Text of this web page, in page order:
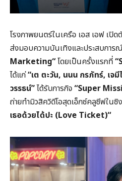
โรงภาพยนตร์ในเครือ เอส เอฟ เปิ
ส่งมอบความบันเทิงและประสบการ
Marketing“โดยเป็นครั้งแรกที่“
ได้แก่“เต ตะวัน, นนน กรภัทร์, เจ
วรรธน์”ได้รับภารกิจ “Super
ถ่ายทำมิวสิควิดีโอสุดเอ็กซ์คลูซีฟในซิ
เธอด้วยได้ปะ (Love Ticket)“